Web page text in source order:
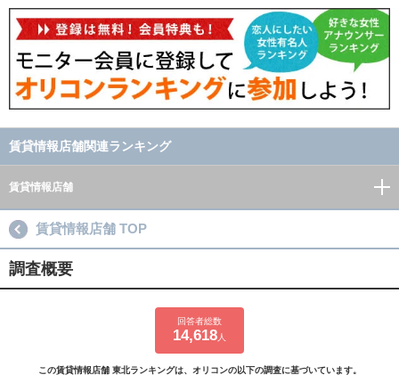
賃貸情報店舗関連ランキング
賃貸情報店舗
賃貸情報店舗 TOP
調査概要
回答者総数
14,618 人
この賃貸情報店舗 東北ランキングは、オリコンの以下の調査に基づいています。